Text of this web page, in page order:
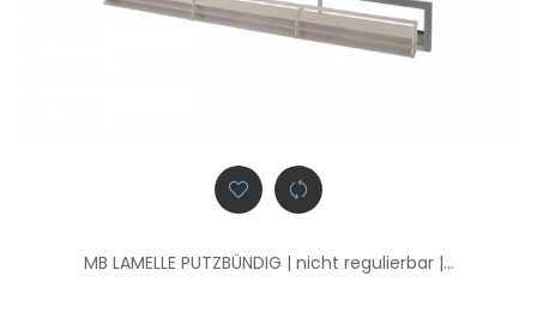
MB LAMELLE PUTZBÜNDIG | nicht regulierbar |...